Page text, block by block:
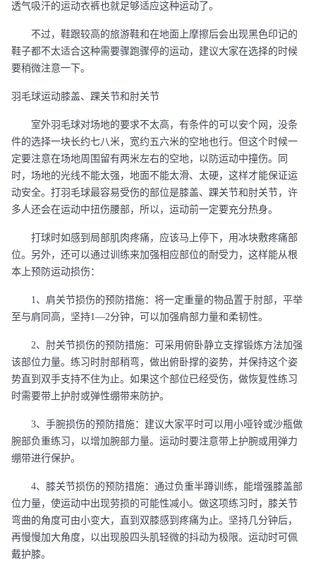
透气吸汗的运动衣裤也就足够适应这种运动了。
不过，鞋跟较高的旅游鞋和在地面上摩擦后会出现黑色印记的
鞋子都不太适合这种需要骤跑骤停的运动，建议大家在选择的时候
要稍微注意一下。
羽毛球运动膝盖、踝关节和肘关节
室外羽毛球对场地的要求不太高，有条件的可以安个网，没条
件的选择一块长约七八米，宽约五六米的空地也行。但这个时候一
定要注意在场地周围留有两米左右的空地，以防运动中撞伤。同
时，场地的光线不能太强，地面不能太滑、太硬，这样才能保证运
动安全。打羽毛球最容易受伤的部位是膝盖、踝关节和肘关节，许
多人还会在运动中扭伤腰部，所以，运动前一定要充分热身。
打球时如感到局部肌肉疼痛，应该马上停下，用冰块敷疼痛部
位。另外，还可以通过训练来加强相应部位的耐受力，这样能从根
本上预防运动损伤：
1、肩关节损伤的预防措施：将一定重量的物品置于肘部，平举
至与肩同高，坚持1—2分钟，可以加强肩部力量和柔韧性。
2、肘关节损伤的预防措施：可采用俯卧静立支撑锻炼方法加强
该部位力量。练习时肘部稍弯，做出俯卧撑的姿势，并保持这个姿
势直到双手支持不住为止。如果这个部位已经受伤，做恢复性练习
时需要带上护肘或弹性绷带来防护。
3、手腕损伤的预防措施：建议大家平时可以用小哑铃或沙瓶做
腕部负重练习，以增加腕部力量。运动时要注意带上护腕或用弹力
绷带进行保护。
4、膝关节损伤的预防措施：通过负重半蹲训练，能增强膝盖部
位力量，使运动中出现劳损的可能性减小。做这项练习时，膝关节
弯曲的角度可由小变大，直到双膝感到疼痛为止。坚持几分钟后，
再慢慢加大角度，以出现股四头肌轻微的抖动为极限。运动时可佩
戴护膝。